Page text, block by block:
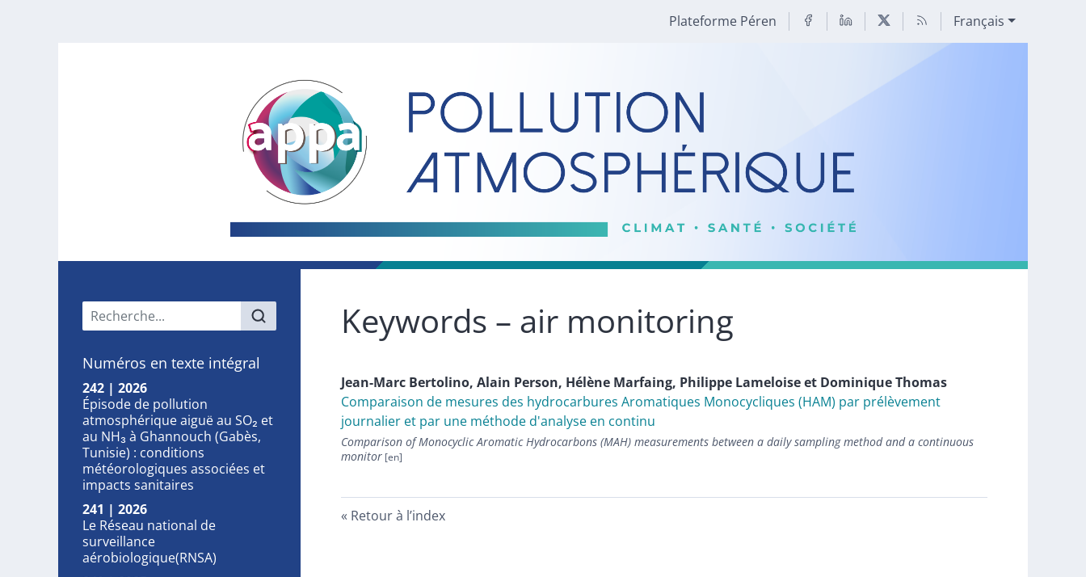
Plateforme Péren Français
Menu principal
Numéros en texte intégral
242 | 2026
Épisode de pollution
atmosphérique aiguë au SO₂ et
au NH₃ à Ghannouch (Gabès,
Tunisie) : conditions
météorologiques associées et
impacts sanitaires
241 | 2026
Le Réseau national de
surveillance
aérobiologique(RNSA)
Keywords – air monitoring
Jean-Marc Bertolino, Alain Person, Hélène Marfaing, Philippe Lameloiseet DominiqueThomas
Comparaison de mesures des hydrocarbures Aromatiques Monocycliques (HAM) par prélèvement
journalier et par une méthode d'analyse en continu
Comparison of Monocyclic Aromatic Hydrocarbons (MAH) measurements between a daily sampling method and a continuous
monitor
Retour à l’index